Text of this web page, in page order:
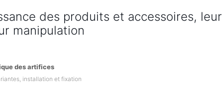
des produits et accessoires, leur
manipulation
des artifices
installation et fixation